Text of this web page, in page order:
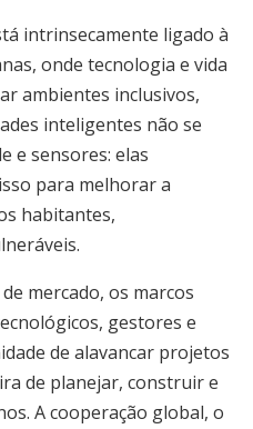
intrinsecamente ligado à
onde tecnologia e vida
ambientes inclusivos,
inteligentes não se
e sensores: elas
para melhorar a
habitantes,
mercado, os marcos
gestores e
de alavancar projetos
de planejar, construir e
A cooperação global, o